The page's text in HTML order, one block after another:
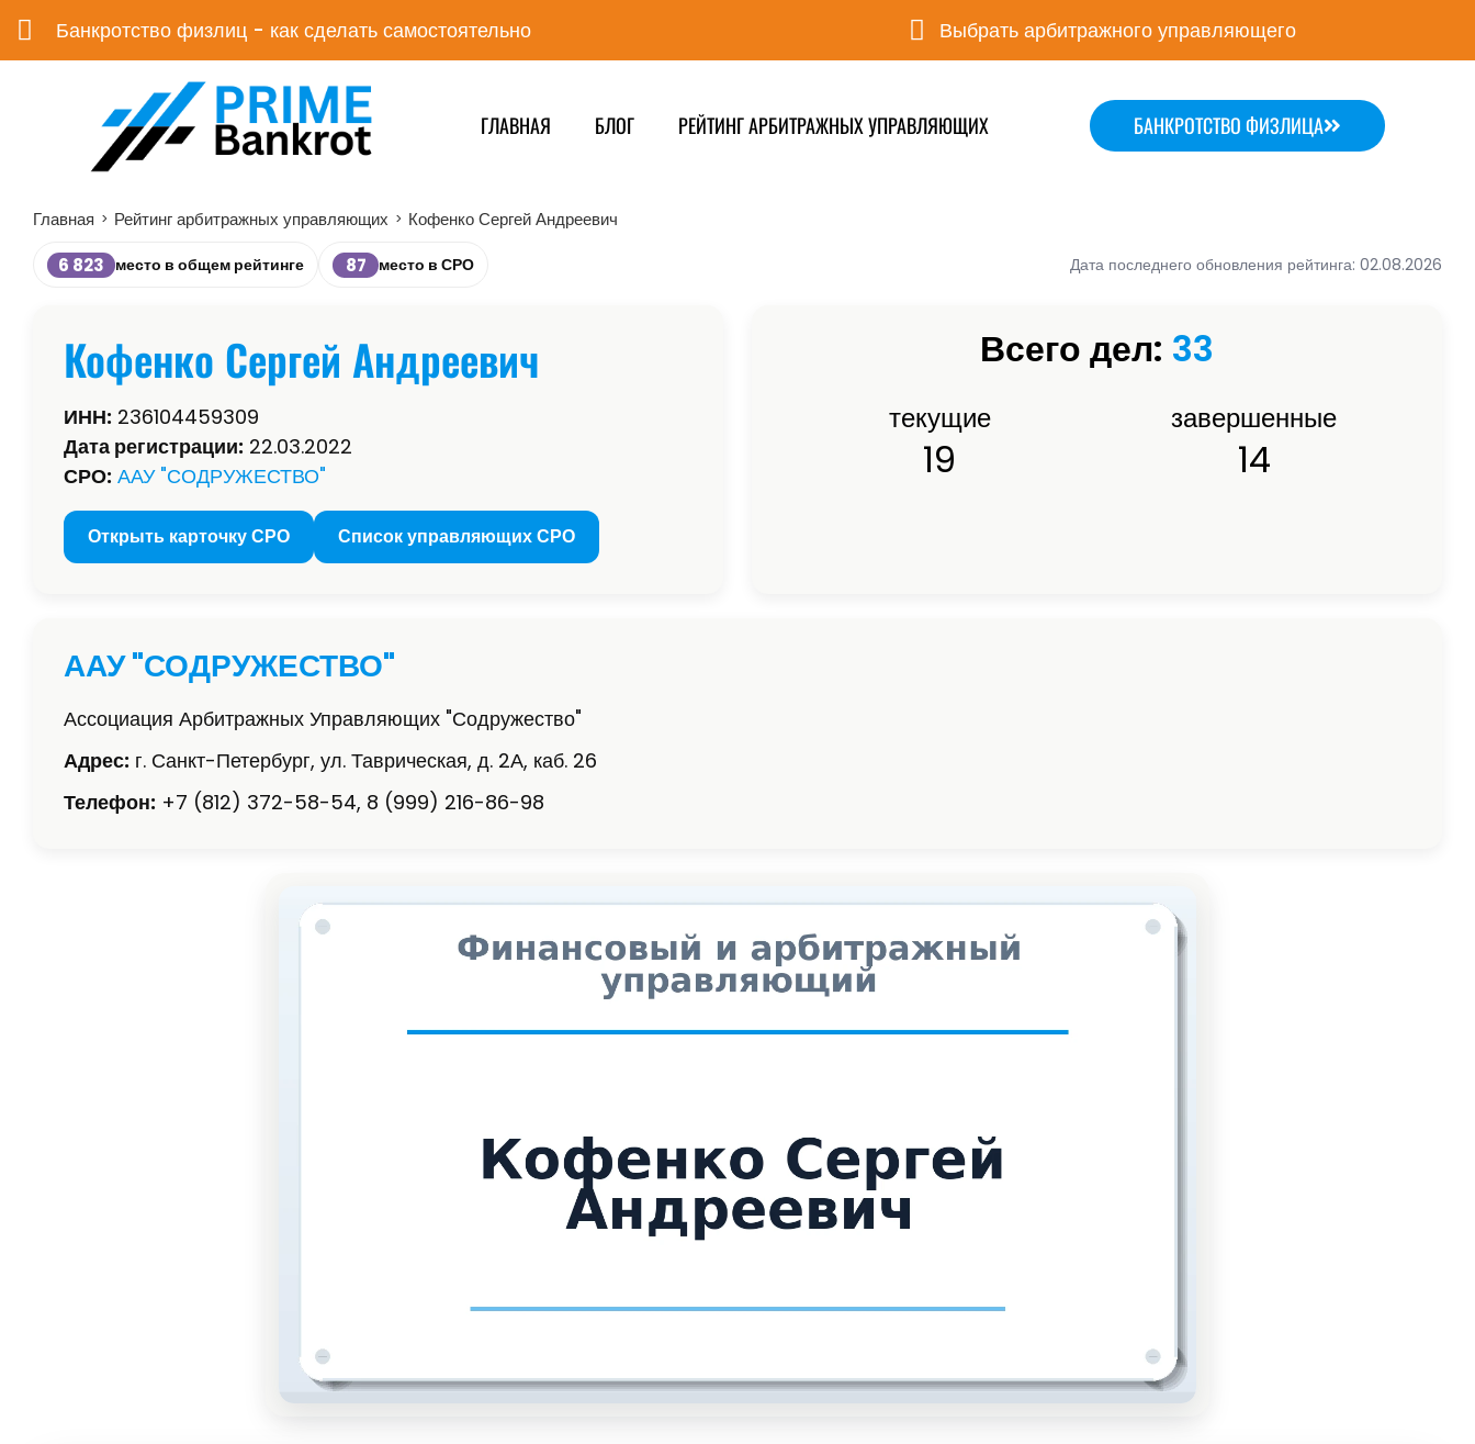
Банкротство физлиц - как сделать самостоятельно Выбрать арбитражного управляющего
ГЛАВНАЯ БЛОГ РЕЙТИНГ АРБИТРАЖНЫХ УПРАВЛЯЮЩИХ БАНКРОТСТВО ФИЗЛИЦА
Главная > Рейтинг арбитражных управляющих > Кофенко Сергей Андреевич
6 823 место в общем рейтинге 87 место в СРО Дата последнего обновления рейтинга: 02.08.2026
Кофенко Сергей Андреевич
ИНН: 236104459309
Дата регистрации: 22.03.2022
СРО: ААУ "СОДРУЖЕСТВО"
Открыть карточку СРО Список управляющих СРО
Всего дел: 33
текущие
19
завершенные
14
ААУ "СОДРУЖЕСТВО"
Ассоциация Арбитражных Управляющих "Содружество"
Адрес: г. Санкт-Петербург, ул. Таврическая, д. 2А, каб. 26
Телефон: +7 (812) 372-58-54, 8 (999) 216-86-98